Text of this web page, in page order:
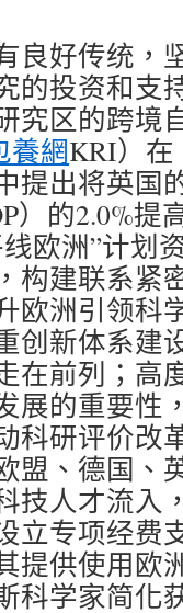
良好传统，
的投资和支
究区的跨境
養網KRI）
提出将英国
）的2.0%提
欧洲”计划
构建联系紧
欧洲引领科
创新体系建
在前列；高
展的重要性
科研评价改
盟、德国、
技人才流入
立专项经费
提供使用欧
科学家简化